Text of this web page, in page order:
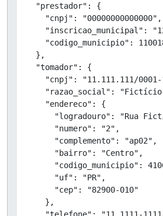
  "prestador": {
    "cnpj": "00000000000000",
"inscricao_municipal":
"codigo_municipio":
  },
  "tomador": {
"cnpj": "11.111.111/0001-
"razao_social":
    "endereco": {
"logradouro": "Rua
      "numero": "2",
      "complemento": "ap02",
      "bairro": "Centro",
"codigo_municipio":
      "uf": "PR",
      "cep": "82900-010"
    },
"telefone": "11 1111-